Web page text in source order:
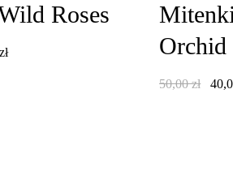
Roses
zł
Orchid
50,00zł